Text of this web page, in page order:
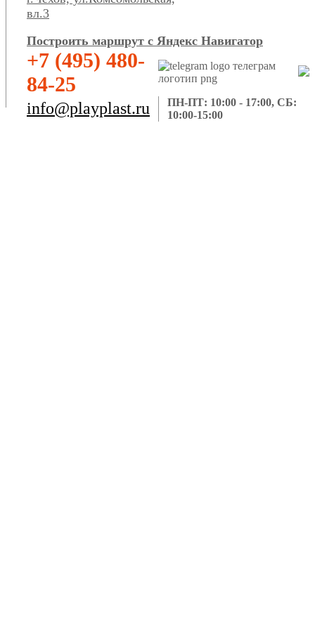
вл.3
Построить маршрут с Яндекс Навигатор
+7 (495) 480-
84-25
info@playplast.ru
ПН-ПТ: 10:00 - 17:00, СБ:
10:00-15:00